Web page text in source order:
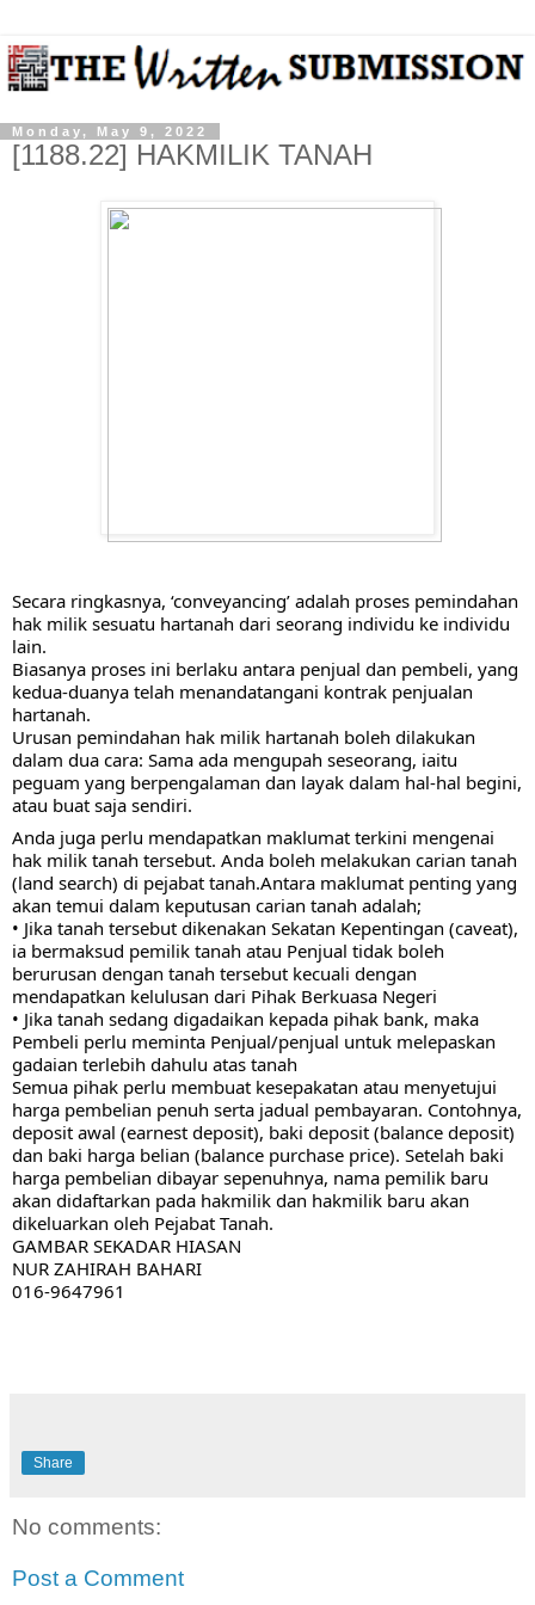
Monday, May 9, 2022
[1188.22] HAKMILIK TANAH
Secara ringkasnya, ‘conveyancing’ adalah proses pemindahan
hak milik sesuatu hartanah dari seorang individu ke individu
lain.
Biasanya proses ini berlaku antara penjual dan pembeli, yang
kedua-duanya telah menandatangani kontrak penjualan
hartanah.
Urusan pemindahan hak milik hartanah boleh dilakukan
dalam dua cara: Sama ada mengupah seseorang, iaitu
peguam yang berpengalaman dan layak dalam hal-hal begini,
atau buat saja sendiri.
Anda juga perlu mendapatkan maklumat terkini mengenai
hak milik tanah tersebut. Anda boleh melakukan carian tanah
(land search) di pejabat tanah.Antara maklumat penting yang
akan temui dalam keputusan carian tanah adalah;
• Jika tanah tersebut dikenakan Sekatan Kepentingan (caveat),
ia bermaksud pemilik tanah atau Penjual tidak boleh
berurusan dengan tanah tersebut kecuali dengan
mendapatkan kelulusan dari Pihak Berkuasa Negeri
• Jika tanah sedang digadaikan kepada pihak bank, maka
Pembeli perlu meminta Penjual/penjual untuk melepaskan
gadaian terlebih dahulu atas tanah
Semua pihak perlu membuat kesepakatan atau menyetujui
harga pembelian penuh serta jadual pembayaran. Contohnya,
deposit awal (earnest deposit), baki deposit (balance deposit)
dan baki harga belian (balance purchase price). Setelah baki
harga pembelian dibayar sepenuhnya, nama pemilik baru
akan didaftarkan pada hakmilik dan hakmilik baru akan
dikeluarkan oleh Pejabat Tanah.
GAMBAR SEKADAR HIASAN
NUR ZAHIRAH BAHARI
016-9647961
Share
No comments:
Post a Comment